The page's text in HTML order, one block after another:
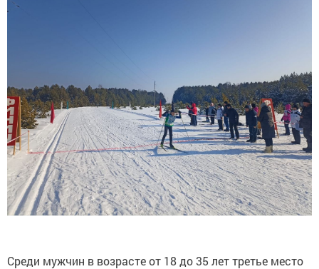
Среди мужчин в возрасте от 18 до 35 лет третье место